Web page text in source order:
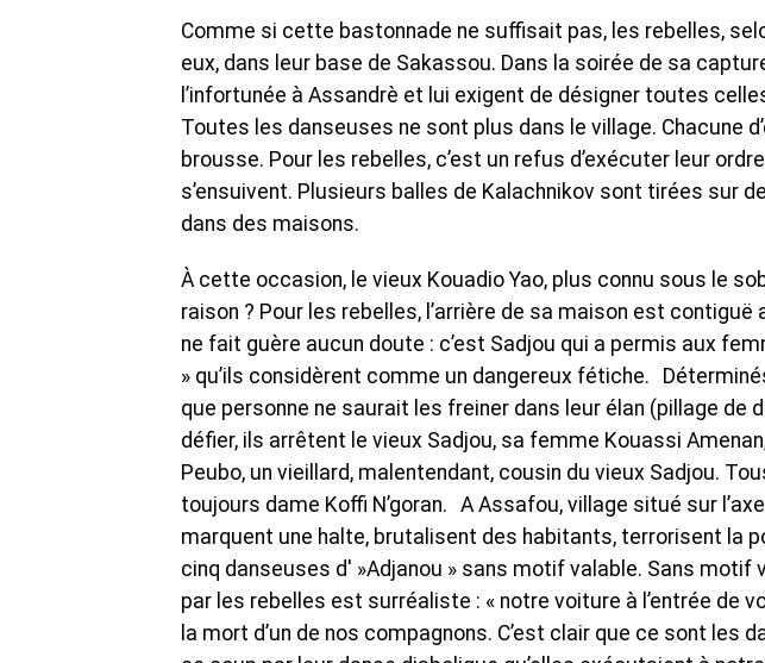
Comme si cette bastonnade ne suffisait pas, les rebelles,
eux, dans leur base de Sakassou. Dans la soirée de sa
l’infortunée à Assandrè et lui exigent de désigner toutes
Toutes les danseuses ne sont plus dans le village. Chacune
brousse. Pour les rebelles, c’est un refus d’exécuter leur
s’ensuivent. Plusieurs balles de Kalachnikov sont tirées sur
dans des maisons.
À cette occasion, le vieux Kouadio Yao, plus connu sous le
raison ? Pour les rebelles, l’arrière de sa maison est contiguë
ne fait guère aucun doute : c’est Sadjou qui a permis aux
» qu’ils considèrent comme un dangereux fétiche.
que personne ne saurait les freiner dans leur élan (pillage de
défier, ils arrêtent le vieux Sadjou, sa femme Kouassi
Peubo, un vieillard, malentendant, cousin du vieux Sadjou.
toujours dame Koffi N’goran. A Assafou, village situé sur
marquent une halte, brutalisent des habitants, terrorisent la
cinq danseuses d' »Adjanou » sans motif valable. Sans motif
par les rebelles est surréaliste : « notre voiture à l’entrée de
la mort d’un de nos compagnons. C’est clair que ce sont les